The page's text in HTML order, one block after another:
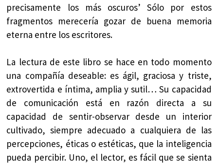
precisamente los más oscuros’ Sólo por estos
fragmentos merecería gozar de buena memoria
eterna entre los escritores.
La lectura de este libro se hace en todo momento
una compañía deseable: es ágil, graciosa y triste,
extrovertida e íntima, amplia y sutil… Su capacidad
de comunicación está en razón directa a su
capacidad de sentir-observar desde un interior
cultivado, siempre adecuado a cualquiera de las
percepciones, éticas o estéticas, que la inteligencia
pueda percibir. Uno, el lector, es fácil que se sienta